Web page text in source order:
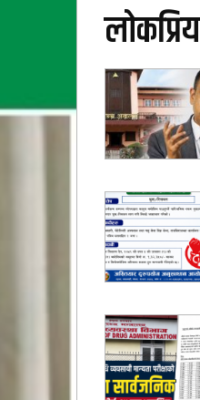
लोकप्रिय